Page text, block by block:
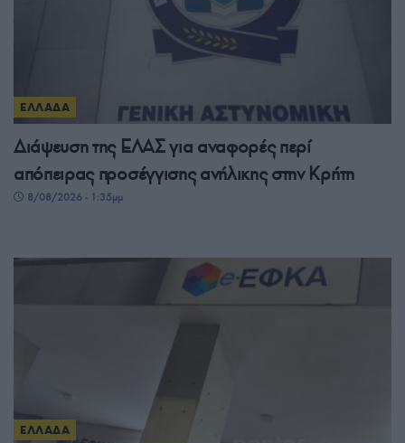
ΕΛΛΑΔΑ
Διάψευση της ΕΛΑΣ για αναφορές περί
απόπειρας προσέγγισης ανήλικης στην Κρήτη
8/08/2026 - 1:35μμ
ΕΛΛΑΔΑ